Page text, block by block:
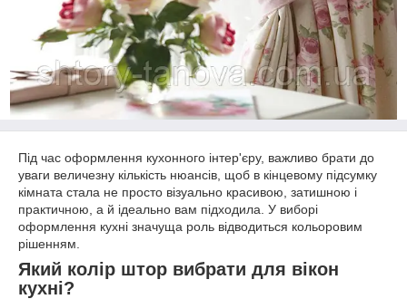
Під час оформлення кухонного інтер'єру, важливо брати до
уваги величезну кількість нюансів, щоб в кінцевому підсумку
кімната стала не просто візуально красивою, затишною і
практичною, а й ідеально вам підходила. У виборі
оформлення кухні значуща роль відводиться кольоровим
рішенням.
Який колір штор вибрати для вікон
кухні?